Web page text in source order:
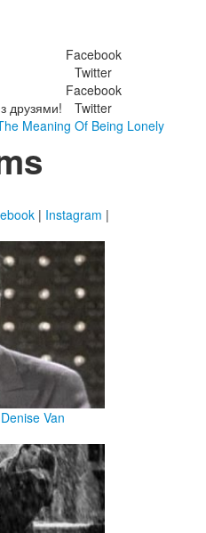
друзями!
Facebook
Twitter
Facebook
Twitter
Meaning Of Being Lonely
| Instagram |
Van